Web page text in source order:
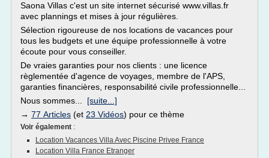
Saona Villas c'est un site internet sécurisé www.villas.fr
avec plannings et mises à jour régulières.
Sélection rigoureuse de nos locations de vacances pour
tous les budgets et une équipe professionnelle à votre
écoute pour vous conseiller.
De vraies garanties pour nos clients : une licence
règlementée d'agence de voyages, membre de l'APS,
garanties financières, responsabilité civile professionnelle...
Nous sommes... [suite...]
→ 77 Articles (et 23 Vidéos) pour ce thème
Voir également :
Location Vacances Villa Avec Piscine Privee France
Location Villa France Etranger